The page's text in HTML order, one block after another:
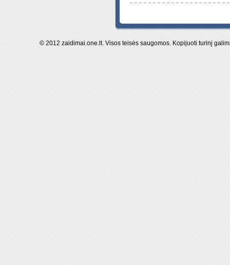
© 2012 zaidimai.one.lt. Visos teisės saugomos. Kopijuoti turinį